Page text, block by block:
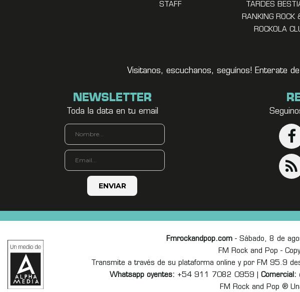
STAFF
TARDES
RANKING ROCK
ROCKOLA
Visitanos, escuchanos, seguínos! Enterate
NEWSLETTER
Toda la data en tu email
Fmrockandpop.com- Sábado, 8 de
FM Rock and Pop -
Transmite a través de su plataforma online y por FM 95.9
Whatsapp oyentes: +54 911 7082 0959 | Comercial:
FM Rock and Pop ®